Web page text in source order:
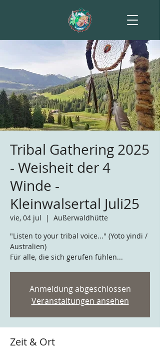
Tribal Gathering 2025
- Weisheit der 4
Winde -
Kleinwalsertal Juli25
vie, 04 jul
  |
Außerwaldhütte
"Listen to your tribal voice..." (Yoto yindi /
Australien)
Für alle, die sich gerufen fühlen...
Anmeldung abgeschlossen
Veranstaltungen ansehen
Zeit & Ort